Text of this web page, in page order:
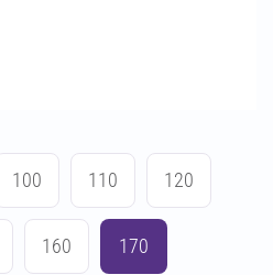
100 110 120
160 170